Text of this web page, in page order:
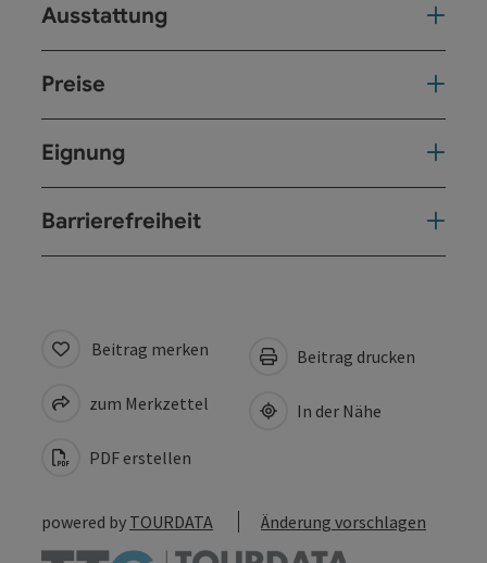
Ausstattung
Preise
Eignung
Barrierefreiheit
Beitrag merken
zum Merkzettel
PDF erstellen
Beitrag drucken
In der Nähe
powered by TOURDATA Änderung vorschlagen